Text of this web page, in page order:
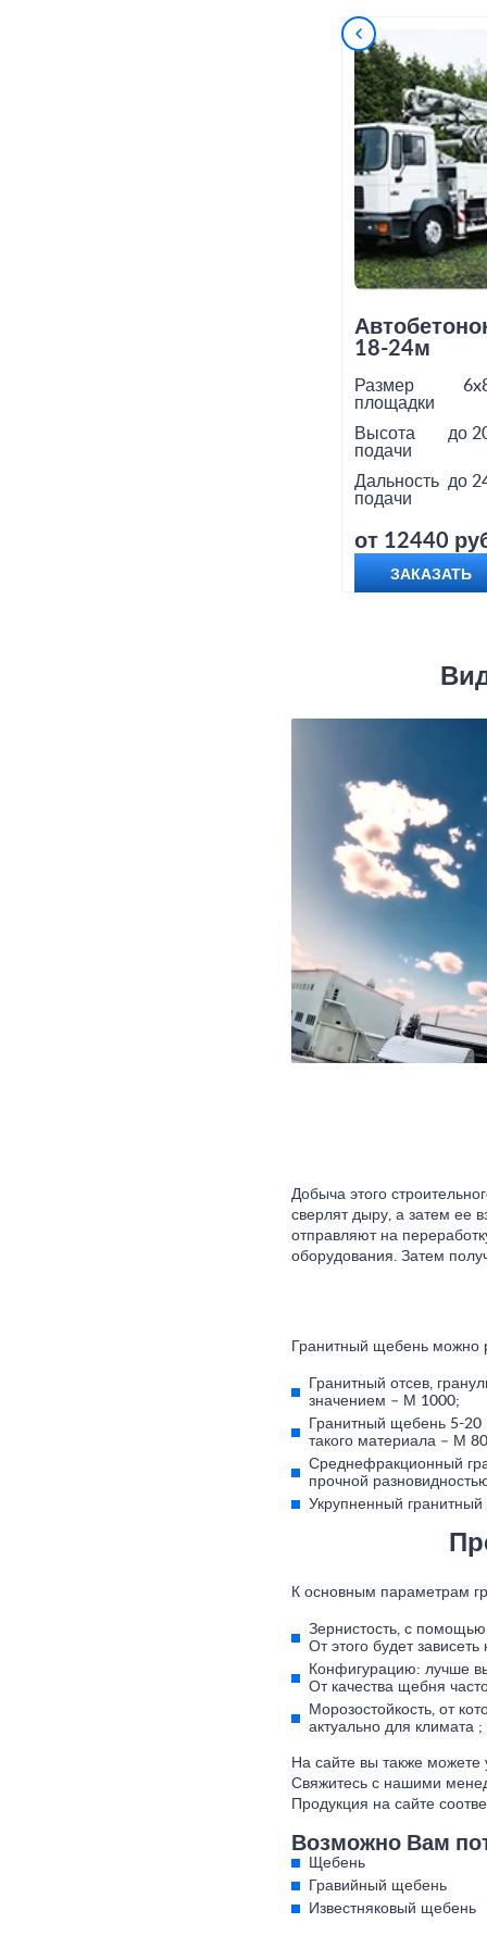
18-24м
Размер
площадки
Высота
подачи
до
Дальность
подачи
до
от 12440
ЗАКАЗАТЬ
Добыча этого
сверлят дыру, а затем ее
отправляют на
оборудования. Затем
Гранитный щебень
Гранитный отсев,
значением – М 1000;
Гранитный щебень 5-
такого материала – М
Среднефракционный
прочной
Укрупненный
К основным параметрам
Зернистость, с
От этого будет
Конфигурацию: лучше
От качества щебня
Морозостойкость, от
актуально для климата ;
На сайте вы также можете
Свяжитесь с нашими
Продукция на сайте
Возможно Вам
Щебень
Гравийный щебень
Известняковый щебень